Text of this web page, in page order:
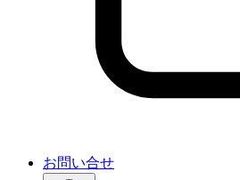
お問い合せ